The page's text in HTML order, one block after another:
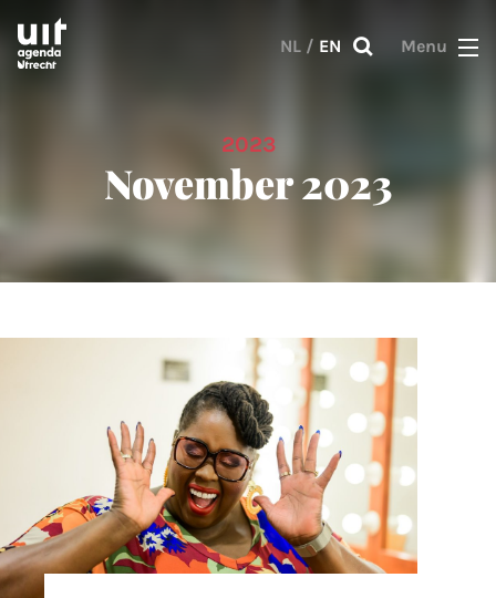
Skip to main content
NL / EN Menu
2023
November 2023